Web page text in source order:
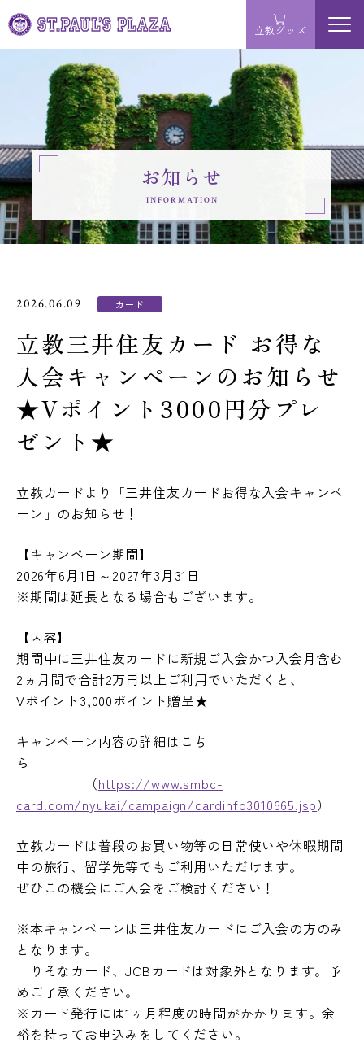
立教グッズ menu
サービス
お問い合わせ
新入生へのご案内 撮影
施設利用
サイトマップ
SOCIAL MEDIA
お知らせ
INFORMATION
2026.06.09 カード
立教三井住友カード お得な
入会キャンペーンのお知らせ
★Vポイント3000円分プレ
ゼント★
立教カードより「三井住友カードお得な入会キャンペ
ーン」のお知らせ！
【キャンペーン期間】
2026年6月1日～2027年3月31日
※期間は延長となる場合もございます。
【内容】
期間中に三井住友カードに新規ご入会かつ入会月含む
2ヵ月間で合計2万円以上ご利用でいただくと、
Vポイント3,000ポイント贈呈★
キャンペーン内容の詳細はこち
ら
（https://www.smbc-
card.com/nyukai/campaign/cardinfo3010665.jsp）
立教カードは普段のお買い物等の日常使いや休暇期間
中の旅行、留学先等でもご利用いただけます。
ぜひこの機会にご入会をご検討ください！
※本キャンペーンは三井住友カードにご入会の方のみ
となります。
りそなカード、JCBカードは対象外となります。予
めご了承ください。
※カード発行には1ヶ月程度の時間がかかります。余
裕を持ってお申込みをしてください。